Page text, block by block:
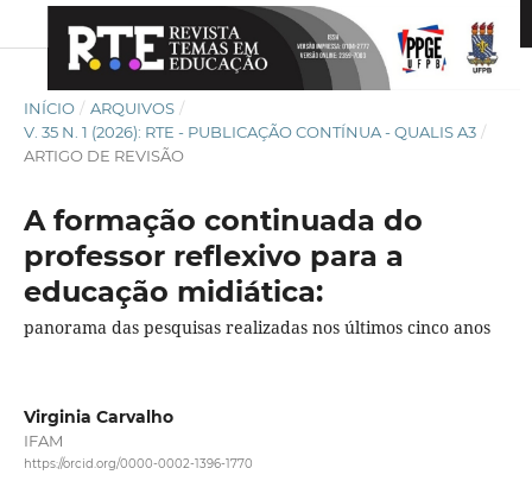
INÍCIO / ARQUIVOS /
V. 35 N. 1 (2026): RTE - PUBLICAÇÃO CONTÍNUA - QUALIS A3 /
ARTIGO DE REVISÃO
A formação continuada do
professor reflexivo para a
educação midiática:
panorama das pesquisas realizadas nos últimos cinco anos
Virginia Carvalho
IFAM
https://orcid.org/0000-0002-1396-1770